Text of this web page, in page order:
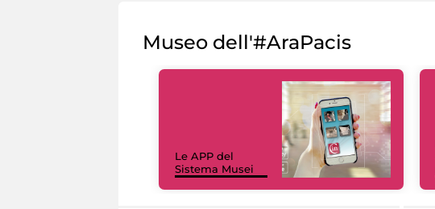
Museo dell'#AraPacis
Le APP del
Sistema Musei